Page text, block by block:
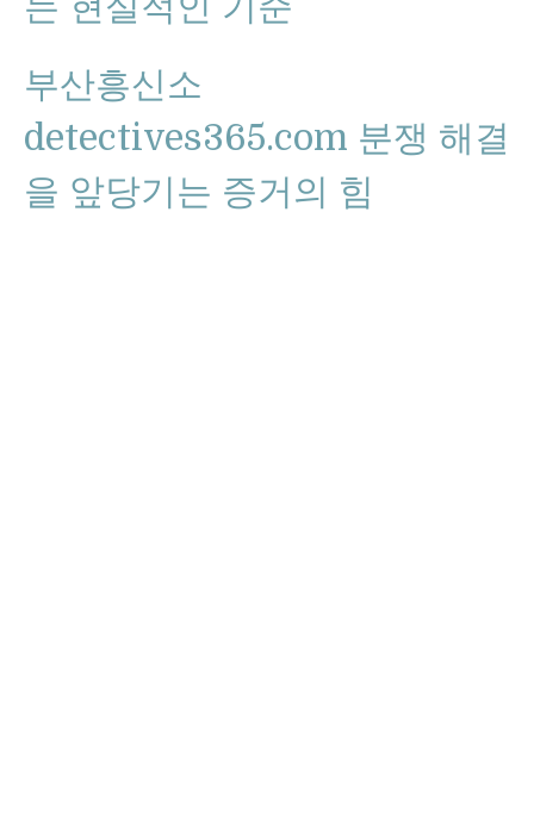
부산흥신소
detectives365.com 분쟁 해결
을 앞당기는 증거의 힘